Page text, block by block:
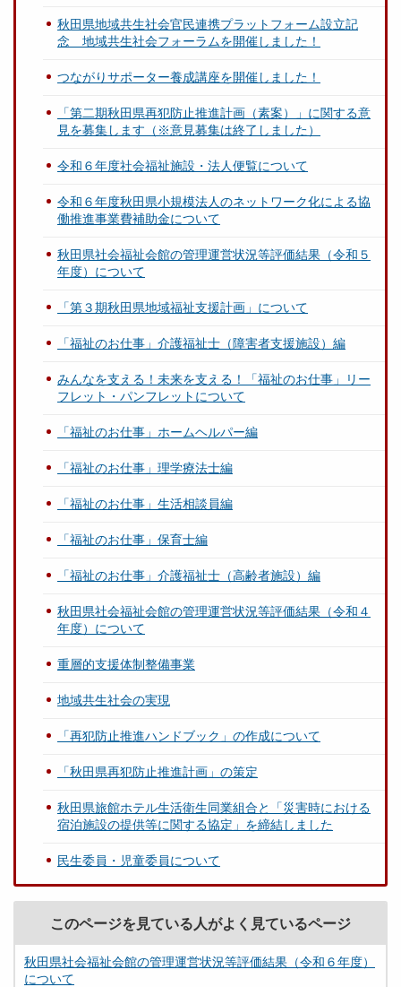
秋田県地域共生社会官民連携プラットフォーム設立記
念 地域共生社会フォーラムを開催しました！
つながりサポーター養成講座を開催しました！
「第二期秋田県再犯防止推進計画（素案）」に関する意
見を募集します（※意見募集は終了しました）
令和６年度社会福祉施設・法人便覧について
令和６年度秋田県小規模法人のネットワーク化による協
働推進事業費補助金について
秋田県社会福祉会館の管理運営状況等評価結果（令和５
年度）について
「第３期秋田県地域福祉支援計画」について
「福祉のお仕事」介護福祉士（障害者支援施設）編
みんなを支える！未来を支える！「福祉のお仕事」リー
フレット・パンフレットについて
「福祉のお仕事」ホームヘルパー編
「福祉のお仕事」理学療法士編
「福祉のお仕事」生活相談員編
「福祉のお仕事」保育士編
「福祉のお仕事」介護福祉士（高齢者施設）編
秋田県社会福祉会館の管理運営状況等評価結果（令和４
年度）について
重層的支援体制整備事業
地域共生社会の実現
「再犯防止推進ハンドブック」の作成について
「秋田県再犯防止推進計画」の策定
秋田県旅館ホテル生活衛生同業組合と「災害時における
宿泊施設の提供等に関する協定」を締結しました
民生委員・児童委員について
このページを見ている人がよく見ているページ
秋田県社会福祉会館の管理運営状況等評価結果（令和６年度）
について